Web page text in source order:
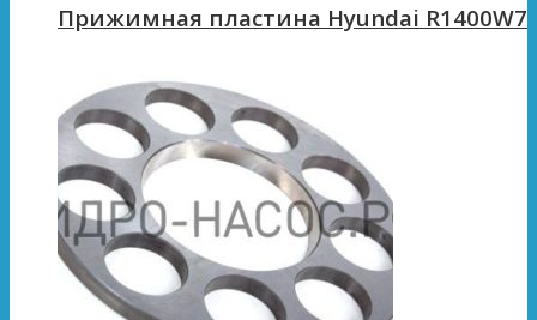
Прижимная пластина Hyundai R1400W7